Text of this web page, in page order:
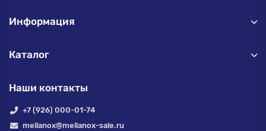
Информация
Каталог
Наши контакты
+7 (926) 000-01-74
mellanox@mellanox-sale.ru